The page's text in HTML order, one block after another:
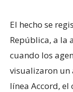
El hecho se
República, a la
cuando los
visualizaron un
línea Accord, el